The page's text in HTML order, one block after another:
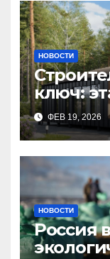
НОВОСТИ
ключ:
ФЕВ 19, 2026
НОВОСТИ
Россия